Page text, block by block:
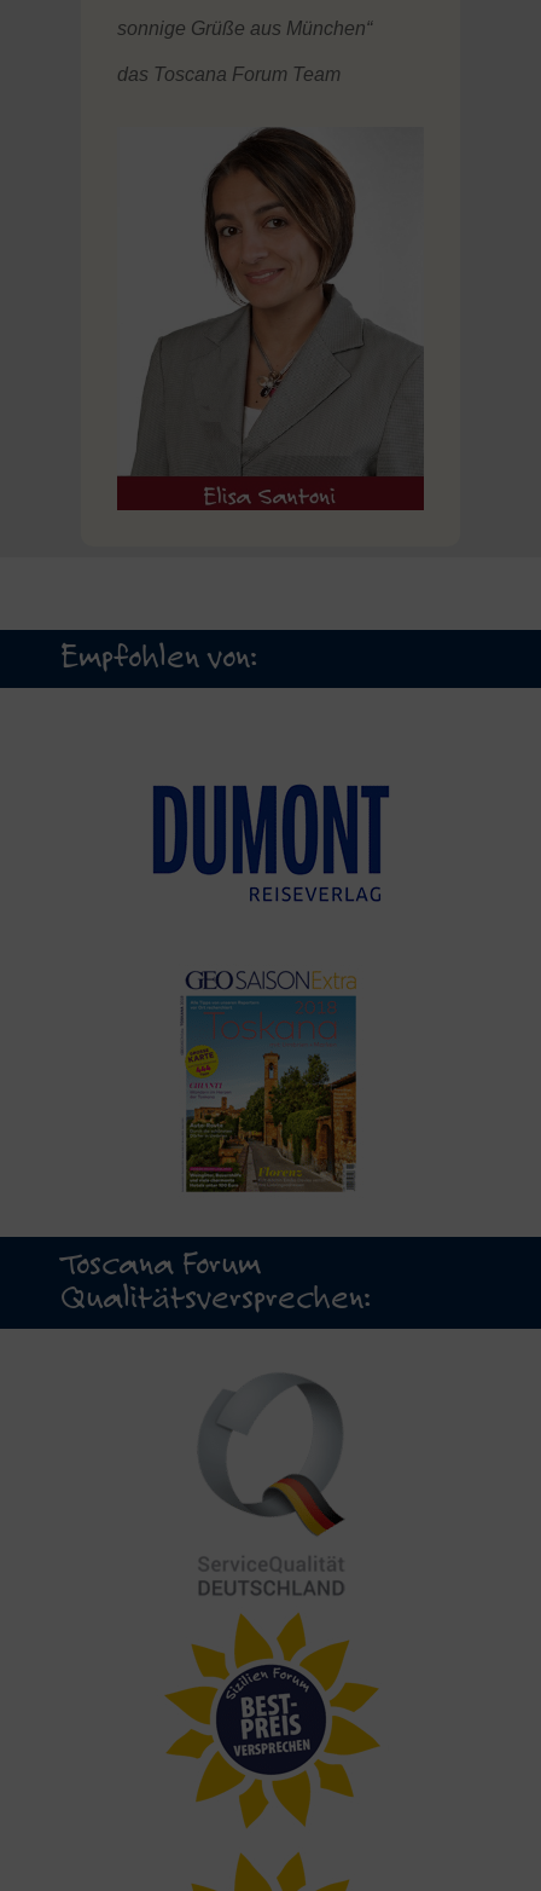
sonnige Grüße aus München“
das Toscana Forum Team
Empfohlen von:
Toscana Forum
Qualitätsversprechen: